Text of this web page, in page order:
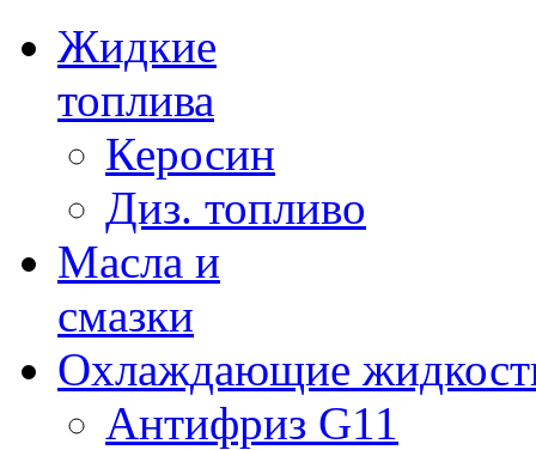
Жидкие
топлива
Керосин
Диз. топливо
Масла и
смазки
Охлаждающие
Антифриз G11